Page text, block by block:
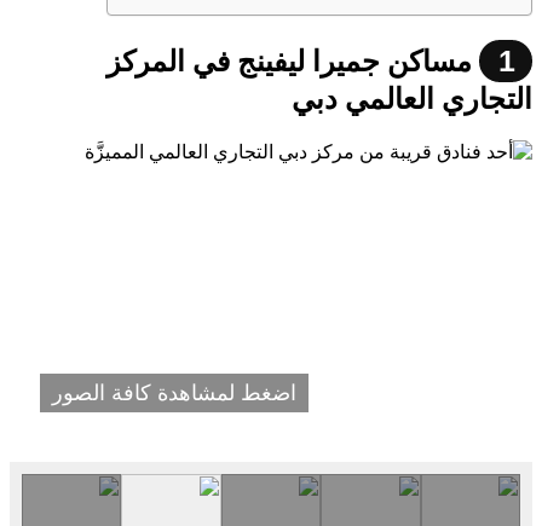
1
مساكن جميرا ليفينج في المركز
التجاري العالمي دبي
اضغط لمشاهدة كافة الصور